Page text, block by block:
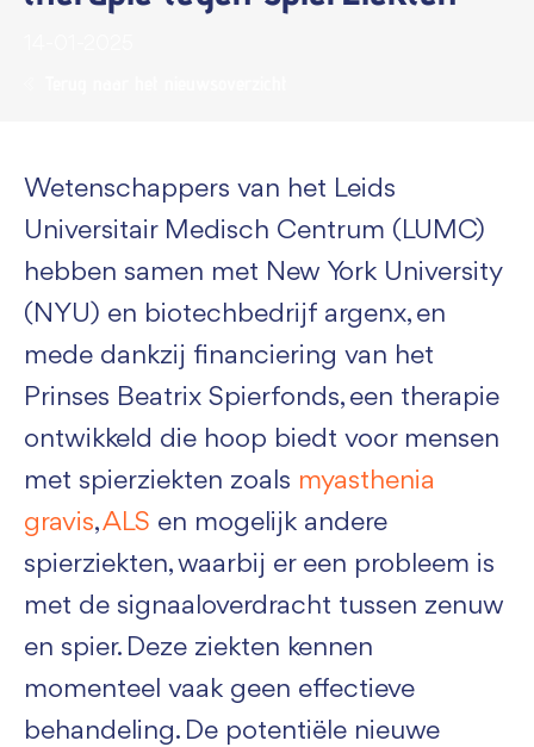
Wetenschappers van het Leids
Universitair Medisch Centrum (LUMC)
hebben samen met New York University
(NYU) en biotechbedrijf argenx, en
mede dankzij financiering van het
Prinses Beatrix Spierfonds, een therapie
ontwikkeld die hoop biedt voor mensen
met spierziekten zoals myasthenia
gravis,ALS en mogelijk andere
spierziekten, waarbij er een probleem is
met de signaaloverdracht tussen zenuw
en spier. Deze ziekten kennen
momenteel vaak geen effectieve
behandeling. De potentiële nieuwe